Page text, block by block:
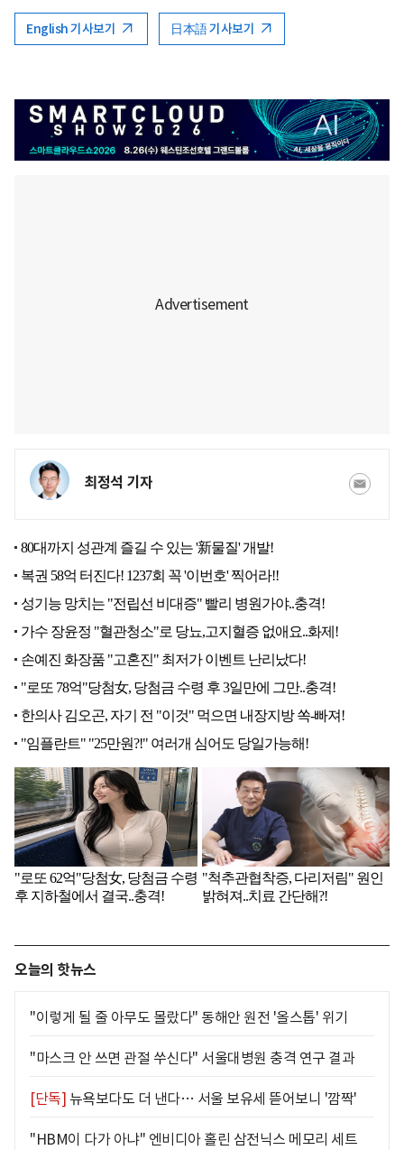
English 기사보기 日本語 기사보기
최정석 기자
오늘의 핫뉴스
"이렇게 될 줄 아무도 몰랐다" 동해안 원전 '올스톱' 위기
"마스크 안 쓰면 관절 쑤신다" 서울대병원 충격 연구 결과
[단독] 뉴욕보다도 더 낸다… 서울 보유세 뜯어보니 '깜짝'
"HBM이 다가 아냐" 엔비디아 홀린 삼전닉스 메모리 세트